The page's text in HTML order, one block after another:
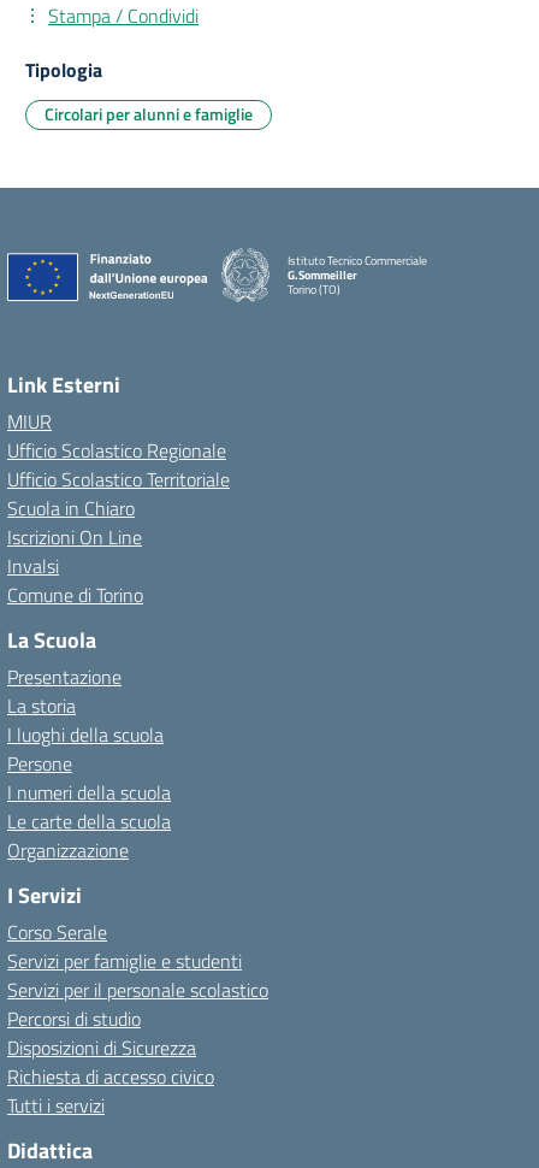
Stampa / Condividi
Tipologia
Circolari per alunni e famiglie
Istituto Tecnico Commerciale
G.Sommeiller
Torino (TO)
Link Esterni
MIUR
Ufficio Scolastico Regionale
Ufficio Scolastico Territoriale
Scuola in Chiaro
Iscrizioni On Line
Invalsi
Comune di Torino
La Scuola
Presentazione
La storia
I luoghi della scuola
Persone
I numeri della scuola
Le carte della scuola
Organizzazione
I Servizi
Corso Serale
Servizi per famiglie e studenti
Servizi per il personale scolastico
Percorsi di studio
Disposizioni di Sicurezza
Richiesta di accesso civico
Tutti i servizi
Didattica